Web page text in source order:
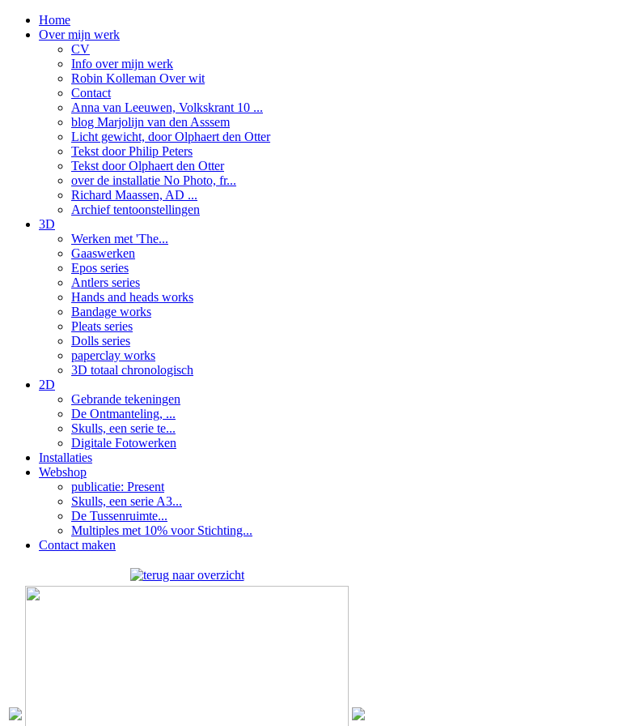
Home
Over mijn werk
CV
Info over mijn werk
Robin Kolleman Over wit
Contact
Anna van Leeuwen, Volkskrant 10 ...
blog Marjolijn van den Asssem
Licht gewicht, door Olphaert den Otter
Tekst door Philip Peters
Tekst door Olphaert den Otter
over de installatie No Photo, fr...
Richard Maassen, AD ...
Archief tentoonstellingen
3D
Werken met 'The...
Gaaswerken
Epos series
Antlers series
Hands and heads works
Bandage works
Pleats series
Dolls series
paperclay works
3D totaal chronologisch
2D
Gebrande tekeningen
De Ontmanteling, ...
Skulls, een serie te...
Digitale Fotowerken
Installaties
Webshop
publicatie: Present
Skulls, een serie A3...
De Tussenruimte...
Multiples met 10% voor Stichting...
Contact maken